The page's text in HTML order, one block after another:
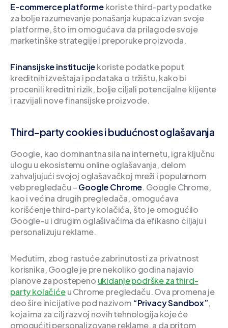
E-commerce platformekoriste third-party podatke
za bolje razumevanje ponašanja kupaca izvan svoje
platforme, što im omogućava da prilagode svoje
marketinške strategije i preporuke proizvoda.
Finansijske institucijekoriste podatke poput
kreditnih izveštaja i podataka o tržištu, kako bi
procenili kreditni rizik, bolje ciljali potencijalne klijente
i razvijali nove finansijske proizvode.
Third-party cookies i budućnost oglašavanja
Google, kao dominantna sila na internetu, igra ključnu
ulogu u ekosistemu online oglašavanja, delom
zahvaljujući svojoj oglašavačkoj mreži i popularnom
veb pregledaču –Google Chrome. Google Chrome,
kao i većina drugih pregledača, omogućava
korišćenje third-party kolačića, što je omogućilo
Google-u i drugim oglašivačima da efikasno ciljaju i
personalizuju reklame.
Međutim, zbog rastuće zabrinutosti za privatnost
korisnika, Google je pre nekoliko godina najavio
planove za postepeno ukidanje podrške za third-
party kolačićeu Chrome pregledaču. Ova promena je
deo šire inicijative pod nazivom “Privacy Sandbox”,
koja ima za cilj razvoj novih tehnologija koje će
omogućiti personalizovane reklame, a da pritom